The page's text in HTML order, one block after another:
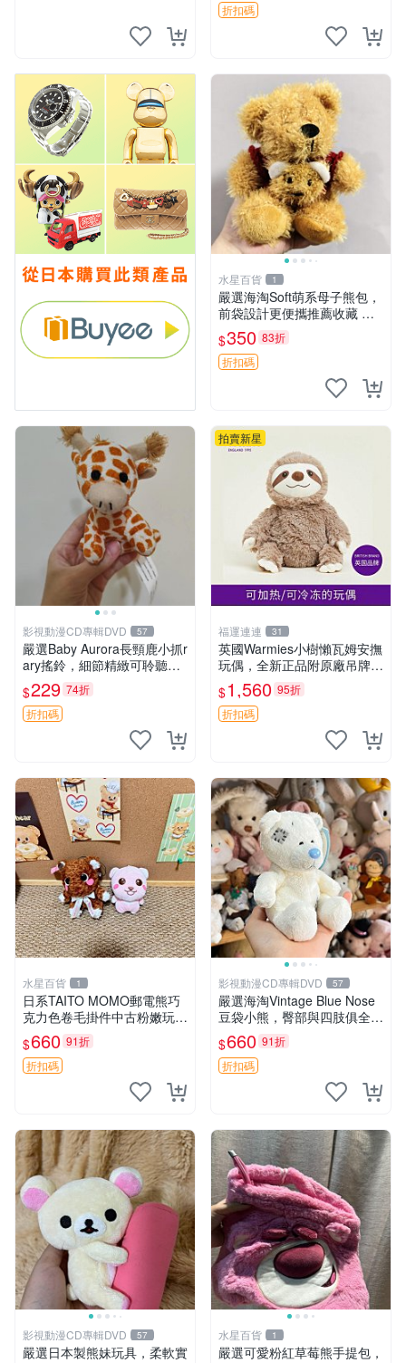
折扣碼
水星百貨 1
嚴選海淘Soft萌系母子熊包，
前袋設計更便攜推薦收藏 母
子熊 軟綿綿 包包
$350 83折
折扣碼
影視動漫CD專輯DVD 57
嚴選Baby Aurora長頸鹿小抓r
ary搖鈴，細節精緻可聆聽清
脆鈴音 軟萌可愛 定制紀念 金
屬搖鈴 新手媽咪推薦 長頸鹿
抓rary 搖鈴
$229 74折
折扣碼
拍賣新星
福運連連 31
英國Warmies小樹懶瓦姆安撫
玩偶，全新正品附原廠吊牌與
防塵袋，內藏薰衣草可加熱，
適合各個年齡層，冷暖兩用享
受抱抱樂趣，不容錯過嚴選好
$1,560 95折
折扣碼
水星百貨 1
日系TAITO MOMO郵電熊巧
克力色卷毛掛件中古粉嫩玩偶
微瑕推薦 postpet momo 郵
電熊 中古玩偶
$660 91折
折扣碼
影視動漫CD專輯DVD 57
嚴選海淘Vintage Blue Nose
豆袋小熊，臀部與四肢俱全，
坐高11公分，附原盒與吊牌
收藏。藍鼻子小熊，值得擁有
玩具 憶熊
$660 91折
折扣碼
影視動漫CD專輯DVD 57
嚴選日本製熊妹玩具，柔軟實
水星百貨 1
嚴選可愛粉紅草莓熊手提包，